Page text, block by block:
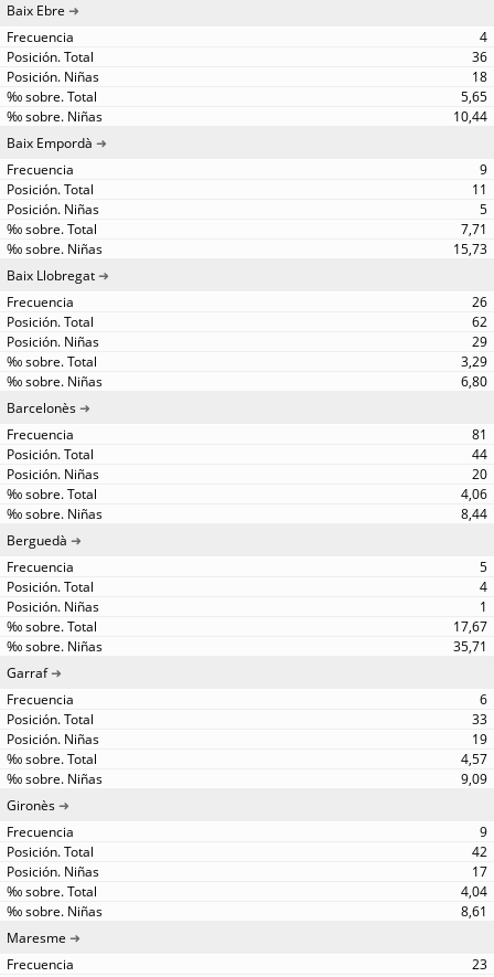
Baix Ebre
4
36
18
5,65
10,44
Baix Empordà
9
11
5
7,71
15,73
Baix Llobregat
26
62
29
3,29
6,80
Barcelonès
81
44
20
4,06
8,44
Berguedà
5
4
1
17,67
35,71
Garraf
6
33
19
4,57
9,09
Gironès
9
42
17
4,04
8,61
Maresme
23